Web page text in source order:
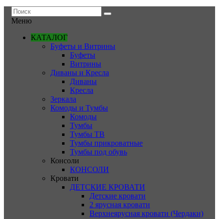
Меню
КАТАЛОГ
Буфеты и Витрины
Буфеты
Витрины
Диваны и Кресла
Диваны
Кресла
Зеркала
Комоды и Тумбы
Комоды
Тумбы
Тумбы ТВ
Тумбы прикроватные
Тумбы под обувь
Консоли
КОНСОЛИ
Кровати
ДЕТСКИЕ КРОВАТИ
Детские кровати
2 ярусная кровати
Верхнеярусная кровати (Чердаки)